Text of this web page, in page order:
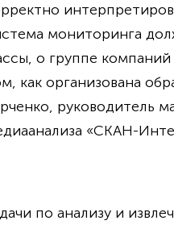
мониторинга
о группе
как организована
руководитель
«СКАН-
по анализу и